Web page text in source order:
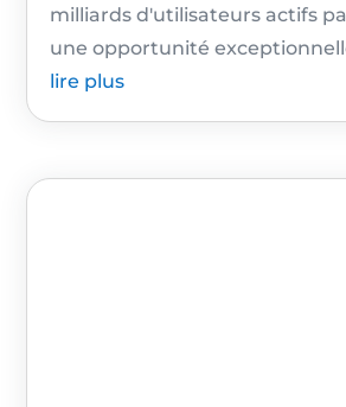
milliards d'utilisateurs actifs
une opportunité
lire plus